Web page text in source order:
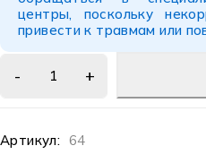
центры, поскольку
привести к травмам или
Артикул: 64